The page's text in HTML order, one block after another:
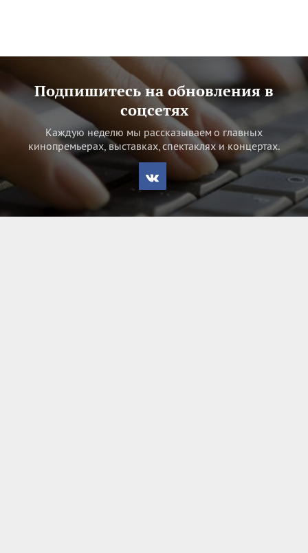
Подпишитесь на обновления в
соцсетях
Каждую неделю мы рассказываем о главных
кинопремьерах, выставках, спектаклях и концертах.